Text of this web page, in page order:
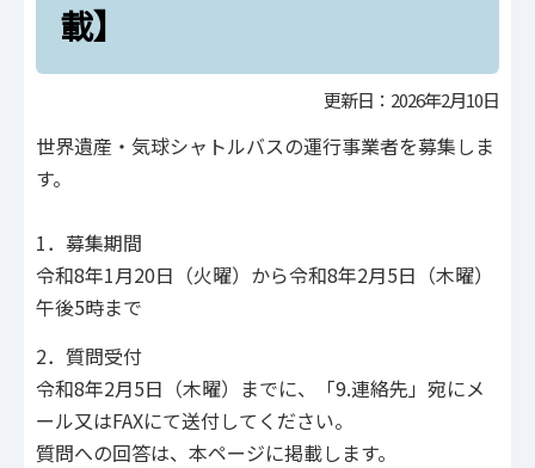
載】
更新日：2026年2月10日
世界遺産・気球シャトルバスの運行事業者を募集しま
す。
1．募集期間
令和8年1月20日（火曜）から令和8年2月5日（木曜）
午後5時まで
2．質問受付
令和8年2月5日（木曜）までに、「9.連絡先」宛にメ
ール又はFAXにて送付してください。
質問への回答は、本ページに掲載します。